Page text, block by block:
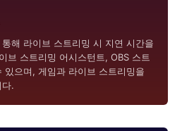
해 라이브 스트리밍 시 지연 시간을
브 스트리밍 어시스턴트, OBS 스트
있으며, 게임과 라이브 스트리밍을
.